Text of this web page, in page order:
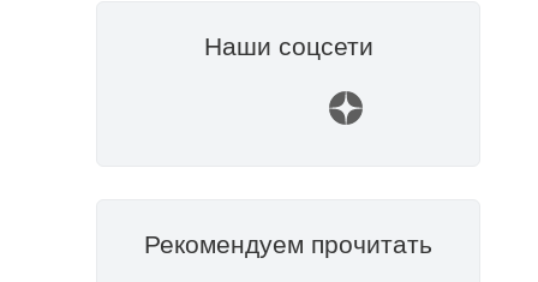
Наши соцсети
Рекомендуем прочитать